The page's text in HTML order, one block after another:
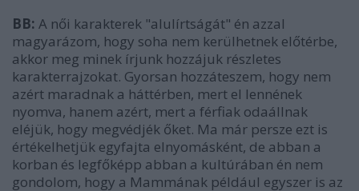
BB: A női karakterek "alulírtságát" én azzal
magyarázom, hogy soha nem kerülhetnek előtérbe,
akkor meg minek írjunk hozzájuk részletes
karakterrajzokat. Gyorsan hozzáteszem, hogy nem
azért maradnak a háttérben, mert el lennének
nyomva, hanem azért, mert a férfiak odaállnak
eléjük, hogy megvédjék őket. Ma már persze ezt is
értékelhetjük egyfajta elnyomásként, de abban a
korban és legfőképp abban a kultúrában én nem
gondolom, hogy a Mammának például egyszer is az